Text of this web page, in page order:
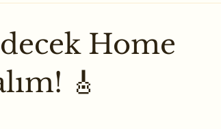
Home
🎸